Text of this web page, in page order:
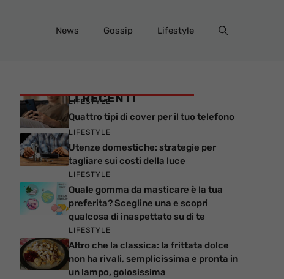
News Gossip Lifestyle
ARTICOLI RECENTI
LIFESTYLE
Quattro tipi di cover per il tuo telefono
LIFESTYLE
Utenze domestiche: strategie per
tagliare sui costi della luce
LIFESTYLE
Quale gomma da masticare è la tua
preferita? Scegline una e scopri
qualcosa di inaspettato su di te
LIFESTYLE
Altro che la classica: la frittata dolce
non ha rivali, semplicissima e pronta in
un lampo, golosissima